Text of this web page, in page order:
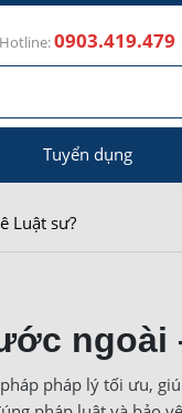
0903.419.479
Tuyển dụng
Luật sư?
ngoài
pháp lý tối ưu,